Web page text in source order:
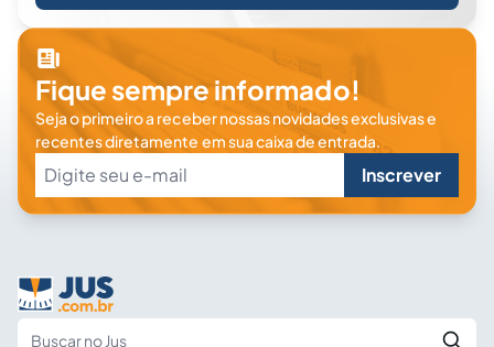
Fique sempre informado!
Seja o primeiro a receber nossas novidades exclusivas e
recentes diretamente em sua caixa de entrada.
Inscrever